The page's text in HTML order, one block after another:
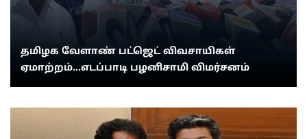
தமிழக வேளாண் பட்ஜெட் விவசாயிகள்
ஏமாற்றம்...எடப்பாடி பழனிசாமி விமர்சனம்